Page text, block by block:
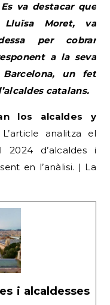
va destacar que
Lluïsa Moret, va
per cobrar
a la seva
un fet
catalans.
los alcaldes y
L’article analitza el
2024 d’alcaldes i
en l’anàlisi. | La
i alcaldesses